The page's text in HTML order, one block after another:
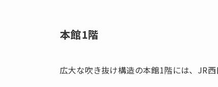
本館1階
広大な吹き抜け構造の本館1階には、JR